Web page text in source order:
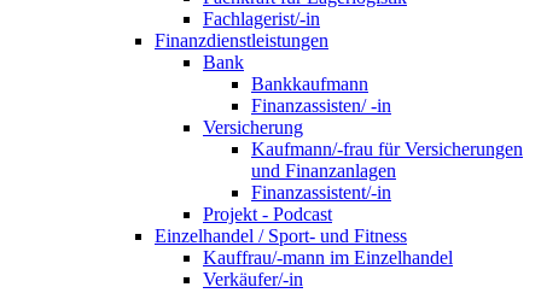
Fachlagerist/-in
Finanzdienstleistungen
Bank
Bankkaufmann
Finanzassisten/ -in
Versicherung
Kaufmann/-frau für Versicherungen
und Finanzanlagen
Finanzassistent/-in
Projekt - Podcast
Einzelhandel / Sport- und Fitness
Kauffrau/-mann im Einzelhandel
Verkäufer/-in